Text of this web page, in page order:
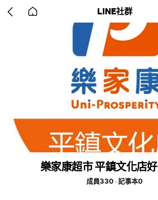
back LINE社群
樂家康超市 平鎮文化店
成員330 記事本0